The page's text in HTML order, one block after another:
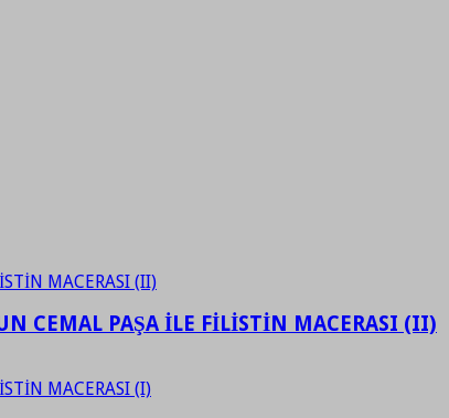
CEMAL PAŞA İLE FİLİSTİN MACERASI (II)